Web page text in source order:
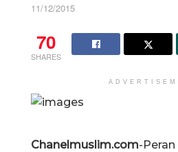
11/12/2015
70
SHARES
Chanelmuslim.com-